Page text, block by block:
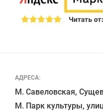
АДРЕСА:
М. Савеловская,
М. Парк культуры,